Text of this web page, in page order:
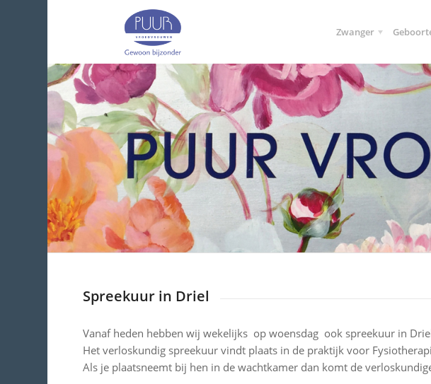
Zwanger
Spreekuur in Driel
Vanaf heden hebben wij wekelijks op woensdag ook spreekuur in
Het verloskundig spreekuur vindt plaats in de praktijk voor
Als je plaatsneemt bij hen in de wachtkamer dan komt de